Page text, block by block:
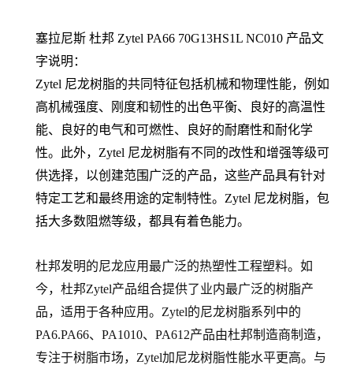
塞拉尼斯 杜邦 Zytel PA66 70G13HS1L NC010 产品文
字说明：
Zytel 尼龙树脂的共同特征包括机械和物理性能，例如
高机械强度、刚度和韧性的出色平衡、良好的高温性
能、良好的电气和可燃性、良好的耐磨性和耐化学
性。此外，Zytel 尼龙树脂有不同的改性和增强等级可
供选择，以创建范围广泛的产品，这些产品具有针对
特定工艺和最终用途的定制特性。Zytel 尼龙树脂，包
括大多数阻燃等级，都具有着色能力。
杜邦发明的尼龙应用最广泛的热塑性工程塑料。如
今，杜邦Zytel产品组合提供了业内最广泛的树脂产
品，适用于各种应用。Zytel的尼龙树脂系列中的
PA6.PA66、PA1010、PA612产品由杜邦制造商制造，
专注于树脂市场，Zytel加尼龙树脂性能水平更高。与